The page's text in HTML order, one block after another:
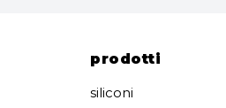
prodotti
siliconi